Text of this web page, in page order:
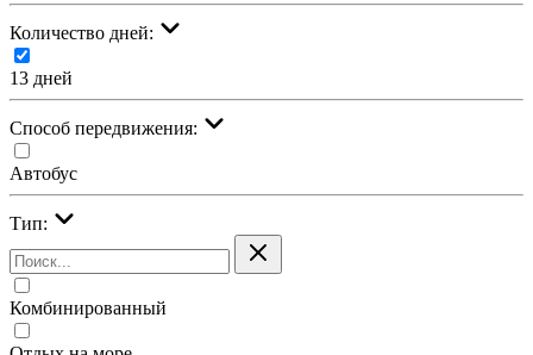
Количество дней:
13 дней
Cпособ передвижения:
Автобус
Тип:
Комбинированный